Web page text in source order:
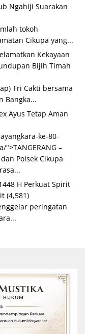
Ngahiji Suarakan
tokoh
Cikupa yang...
Kekayaan
Bijih Timah
Tri Cakti bersama
Bangka...
Ayus Tetap Aman
ke-80-
–
Polsek Cikupa
H Perkuat Spirit
(4,581)
peringatan